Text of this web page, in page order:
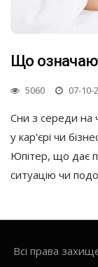
Що
5060 07-10-
Сни з середи на
у кар'єрі чи
Юпітер, що дає
ситуацію чи
Всі права